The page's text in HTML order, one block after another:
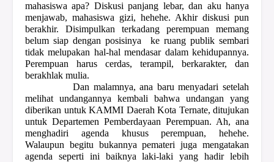
mahasiswa apa? Diskusi panjang lebar, dan aku hanya
menjawab, mahasiswa gizi, hehehe. Akhir diskusi pun
berakhir. Disimpulkan terkadang perempuan memang
belum siap dengan posisinya
ke ruang publik sembari
tidak melupakan hal-hal mendasar dalam kehidupannya.
Perempuan harus cerdas, terampil, berkarakter, dan
berakhlak mulia.
Dan malamnya, ana baru menyadari setelah
melihat undangannya kembali bahwa undangan yang
diberikan untuk KAMMI Daerah Kota Ternate, ditujukan
untuk Departemen Pemberdayaan Perempuan. Ah, ana
menghadiri agenda khusus perempuan, hehehe.
Walaupun begitu bukannya pemateri juga mengatakan
agenda seperti ini baiknya laki-laki yang hadir lebih